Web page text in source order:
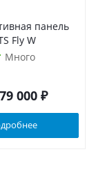
панель
Fly W
Много
000 ₽